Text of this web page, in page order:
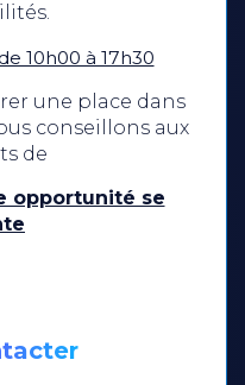
10h00 à 17h30
une place dans
conseillons aux
de
opportunité se